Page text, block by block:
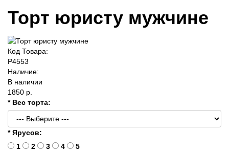
Торт юристу мужчине
Код Товара:
P4553
Наличие:
В наличии
1850 р.
* Вес торта:
* Ярусов:
1
2 3 4
5